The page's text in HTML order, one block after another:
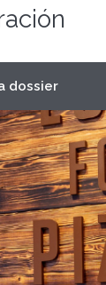
dossier